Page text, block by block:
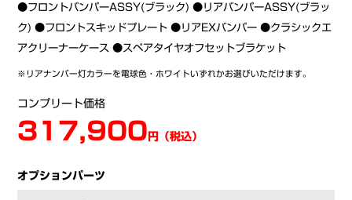
●フロントバンパーASSY(ブラック) ●リアバンパーASSY(ブラッ
ク) ●フロントスキッドプレート ●リアEXバンパー ●クラシックエ
アクリーナーケース ●スペアタイヤオフセットブラケット
※リアナンバー灯カラーを電球色・ホワイトいずれかお選びいただけます。
コンプリート価格
317,900 円（税込）
オプションパーツ